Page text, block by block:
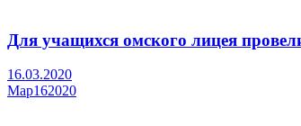
Для учащихся омского лицея
16.03.2020
Мар162020